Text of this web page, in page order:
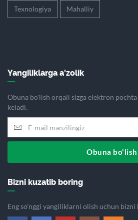
Texnologiya Mahalliy
Yangiliklarga a'zolik
Obuna bo'lish orqali sizga elektron
keladi.
Obuna bo'lish
Bizni kuzatib boring
Eng so'nggi yangiliklarni olish uchun